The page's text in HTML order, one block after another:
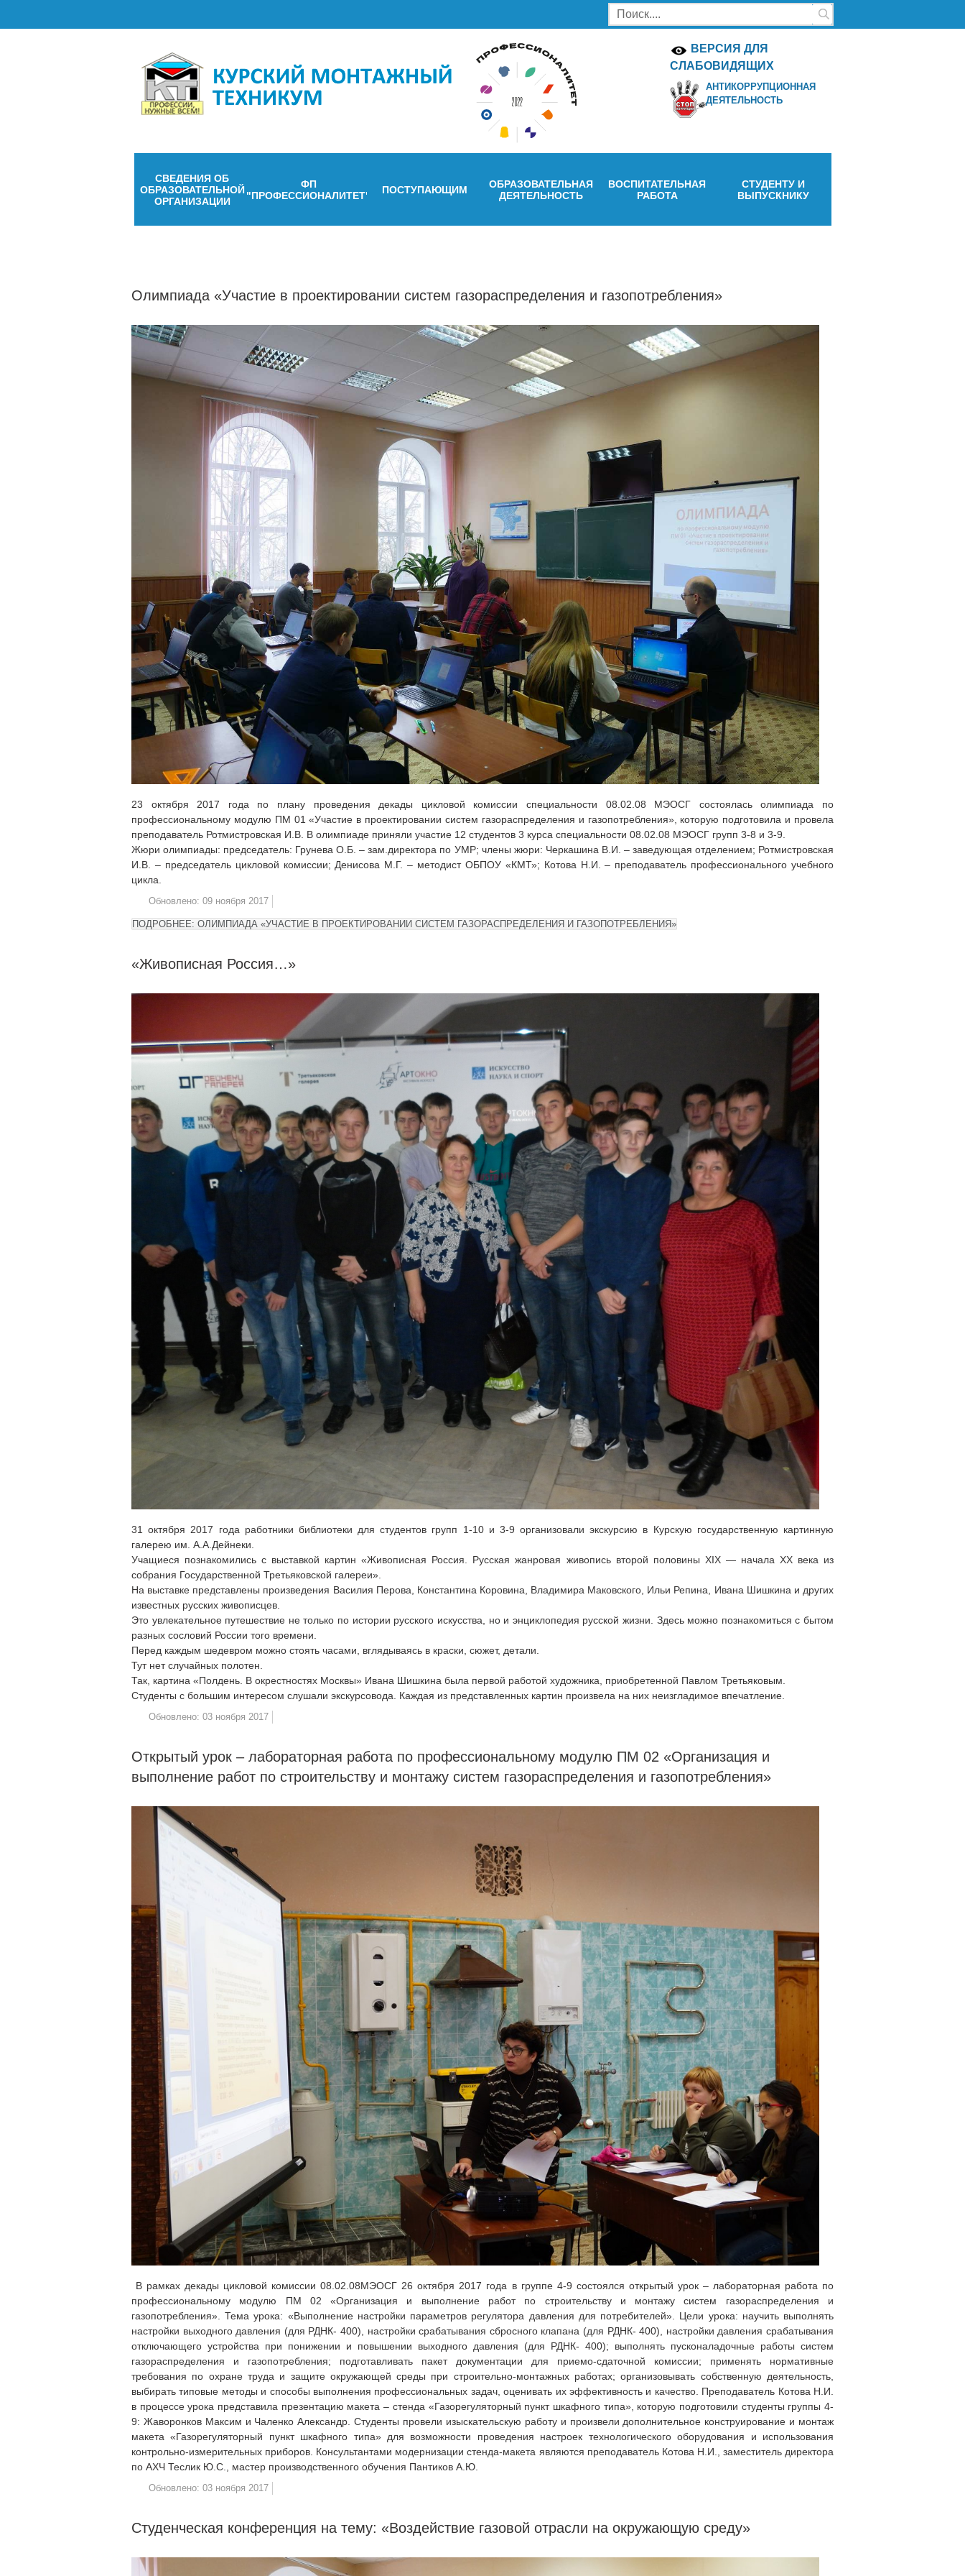
ВЕРСИЯ ДЛЯ
СЛАБОВИДЯЩИХ
АНТИКОРРУПЦИОННАЯ
ДЕЯТЕЛЬНОСТЬ
СВЕДЕНИЯ ОБ
ОБРАЗОВАТЕЛЬНОЙ
ОРГАНИЗАЦИИ
ФП
"ПРОФЕССИОНАЛИТЕТ"
ПОСТУПАЮЩИМ
ОБРАЗОВАТЕЛЬНАЯ
ДЕЯТЕЛЬНОСТЬ
ВОСПИТАТЕЛЬНАЯ
РАБОТА
СТУДЕНТУ И
ВЫПУСКНИКУ
Олимпиада «Участие в проектировании систем газораспределения и газопотребления»
23 октября 2017 года по плану проведения декады цикловой комиссии специальности 08.02.08 МЭОСГ состоялась олимпиада по
профессиональному модулю ПМ 01 «Участие в проектировании систем газораспределения и газопотребления», которую подготовила и провела
преподаватель Ротмистровская И.В. В олимпиаде приняли участие 12 студентов 3 курса специальности 08.02.08 МЭОСГ групп 3-8 и 3-9.
Жюри олимпиады: председатель: Грунева О.Б. – зам.директора по УМР; члены жюри: Черкашина В.И. – заведующая отделением; Ротмистровская
И.В. – председатель цикловой комиссии; Денисова М.Г. – методист ОБПОУ «КМТ»; Котова Н.И. – преподаватель профессионального учебного
цикла.
Обновлено: 09 ноября 2017
ПОДРОБНЕЕ: ОЛИМПИАДА «УЧАСТИЕ В ПРОЕКТИРОВАНИИ СИСТЕМ ГАЗОРАСПРЕДЕЛЕНИЯ И ГАЗОПОТРЕБЛЕНИЯ»
«Живописная Россия…»
31 октября 2017 года работники библиотеки для студентов групп 1-10 и 3-9 организовали экскурсию в Курскую государственную картинную
галерею им. А.А.Дейнеки.
Учащиеся познакомились с выставкой картин «Живописная Россия. Русская жанровая живопись второй половины XIX — начала ХХ века из
собрания Государственной Третьяковской галереи».
На выставке представлены произведения Василия Перова, Константина Коровина, Владимира Маковского, Ильи Репина, Ивана Шишкина и других
известных русских живописцев.
Это увлекательное путешествие не только по истории русского искусства, но и энциклопедия русской жизни. Здесь можно познакомиться с бытом
разных сословий России того времени.
Перед каждым шедевром можно стоять часами, вглядываясь в краски, сюжет, детали.
Тут нет случайных полотен.
Так, картина «Полдень. В окрестностях Москвы» Ивана Шишкина была первой работой художника, приобретенной Павлом Третьяковым.
Студенты с большим интересом слушали экскурсовода. Каждая из представленных картин произвела на них неизгладимое впечатление.
Обновлено: 03 ноября 2017
Открытый урок – лабораторная работа по профессиональному модулю ПМ 02 «Организация и
выполнение работ по строительству и монтажу систем газораспределения и газопотребления»
В рамках декады цикловой комиссии 08.02.08МЭОСГ 26 октября 2017 года в группе 4-9 состоялся открытый урок – лабораторная работа по
профессиональному модулю ПМ 02 «Организация и выполнение работ по строительству и монтажу систем газораспределения и
газопотребления». Тема урока: «Выполнение настройки параметров регулятора давления для потребителей». Цели урока: научить выполнять
настройки выходного давления (для РДНК- 400), настройки срабатывания сбросного клапана (для РДНК- 400), настройки давления срабатывания
отключающего устройства при понижении и повышении выходного давления (для РДНК- 400); выполнять пусконаладочные работы систем
газораспределения и газопотребления; подготавливать пакет документации для приемо-сдаточной комиссии; применять нормативные
требования по охране труда и защите окружающей среды при строительно-монтажных работах; организовывать собственную деятельность,
выбирать типовые методы и способы выполнения профессиональных задач, оценивать их эффективность и качество. Преподаватель Котова Н.И.
в процессе урока представила презентацию макета – стенда «Газорегуляторный пункт шкафного типа», которую подготовили студенты группы 4-
9: Жаворонков Максим и Чаленко Александр. Студенты провели изыскательскую работу и произвели дополнительное конструирование и монтаж
макета «Газорегуляторный пункт шкафного типа» для возможности проведения настроек технологического оборудования и использования
контрольно-измерительных приборов. Консультантами модернизации стенда-макета являются преподаватель Котова Н.И., заместитель директора
по АХЧ Теслик Ю.С., мастер производственного обучения Пантиков А.Ю.
Обновлено: 03 ноября 2017
Студенческая конференция на тему: «Воздействие газовой отрасли на окружающую среду»